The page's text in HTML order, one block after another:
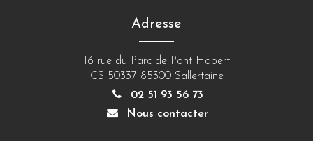
FacebookInstagram
Adresse
16 rue du Parc de Pont Habert
CS 50337 85300 Sallertaine
02 51 93 56 73
Nous contacter